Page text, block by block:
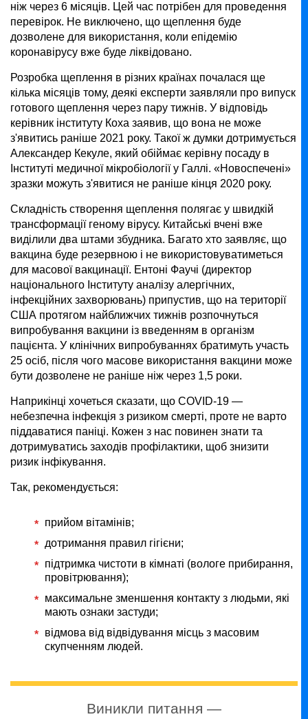
ніж через 6 місяців. Цей час потрібен для проведення
перевірок. Не виключено, що щеплення буде
дозволене для використання, коли епідемію
коронавірусу вже буде ліквідовано.
Розробка щеплення в різних країнах почалася ще
кілька місяців тому, деякі експерти заявляли про випуск
готового щеплення через пару тижнів. У відповідь
керівник інституту Коха заявив, що вона не може
з'явитись раніше 2021 року. Такої ж думки дотримується
Александер Кекуле, який обіймає керівну посаду в
Інституті медичної мікробіології у Галлі. «Новоспечені»
зразки можуть з'явитися не раніше кінця 2020 року.
Складність створення щеплення полягає у швидкій
трансформації геному вірусу. Китайські вчені вже
виділили два штами збудника. Багато хто заявляє, що
вакцина буде резервною і не використовуватиметься
для масової вакцинації. Ентоні Фаучі (директор
національного Інституту аналізу алергічних,
інфекційних захворювань) припустив, що на території
США протягом найближчих тижнів розпочнуться
випробування вакцини із введенням в організм
пацієнта. У клінічних випробуваннях братимуть участь
25 осіб, після чого масове використання вакцини може
бути дозволене не раніше ніж через 1,5 роки.
Наприкінці хочеться сказати, що COVID-19 —
небезпечна інфекція з ризиком смерті, проте не варто
піддаватися паніці. Кожен з нас повинен знати та
дотримуватись заходів профілактики, щоб знизити
ризик інфікування.
Так, рекомендується:
прийом вітамінів;
дотримання правил гігієни;
підтримка чистоти в кімнаті (вологе прибирання,
провітрювання);
максимальне зменшення контакту з людьми, які
мають ознаки застуди;
відмова від відвідування місць з масовим
скупченням людей.
Виникли питання —